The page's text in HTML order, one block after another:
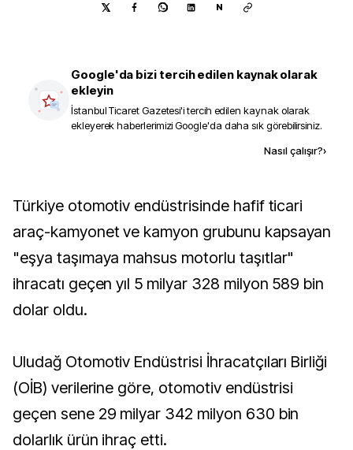
N
Google'da bizi tercih edilen kaynak olarak
ekleyin
İstanbul Ticaret Gazetesi'i tercih edilen kaynak olarak
ekleyerek haberlerimizi Google'da daha sık görebilirsiniz.
Nasıl çalışır?›
Türkiye otomotiv endüstrisinde hafif ticari
araç-kamyonet ve kamyon grubunu kapsayan
"eşya taşımaya mahsus motorlu taşıtlar"
ihracatı geçen yıl 5 milyar 328 milyon 589 bin
dolar oldu.
Uludağ Otomotiv Endüstrisi İhracatçıları Birliği
(OİB) verilerine göre, otomotiv endüstrisi
geçen sene 29 milyar 342 milyon 630 bin
dolarlık ürün ihraç etti.